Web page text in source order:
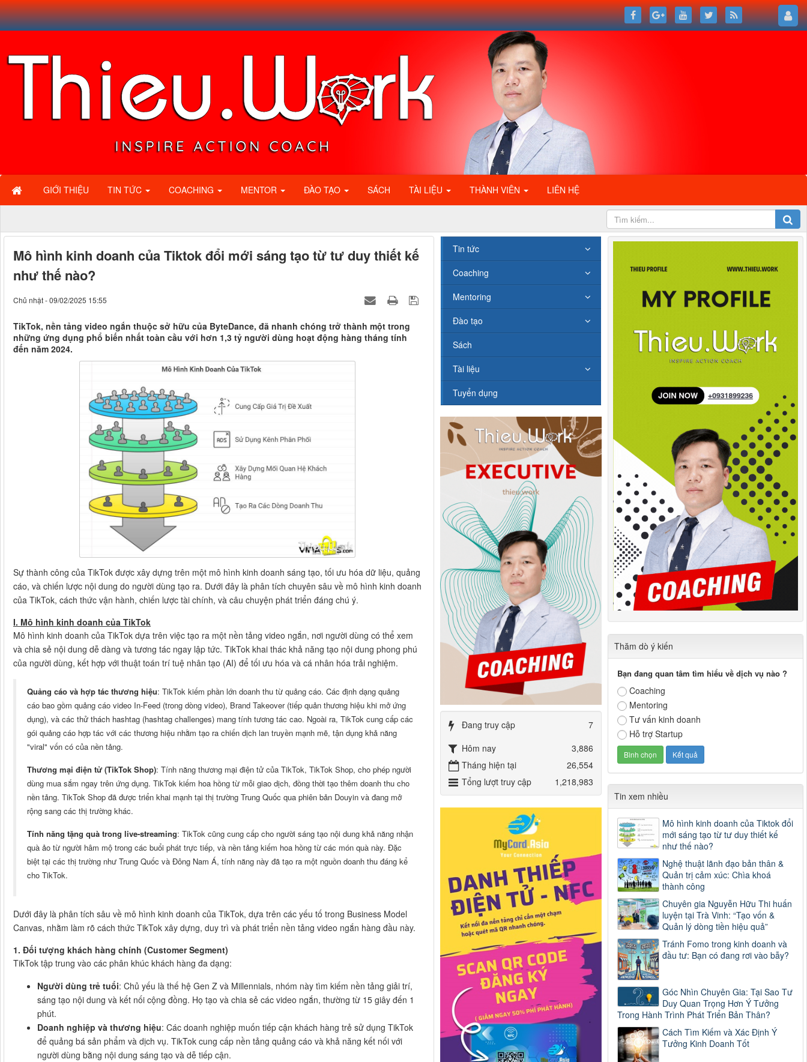
GIỚI THIỆU TIN TỨC COACHING MENTOR ĐÀO TẠO SÁCH TÀI LIỆU THÀNH VIÊN LIÊN HỆ
Mô hình kinh doanh của Tiktok đổi mới sáng tạo từ tư duy thiết kế
như thế nào?
Chủ nhật - 09/02/2025 15:55
TikTok, nền tảng video ngắn thuộc sở hữu của ByteDance, đã nhanh chóng trở thành một trong
những ứng dụng phổ biến nhất toàn cầu với hơn 1,3 tỷ người dùng hoạt động hàng tháng tính
đến năm 2024.
Sự thành công của TikTok được xây dựng trên một mô hình kinh doanh sáng tạo, tối ưu hóa dữ liệu, quảng
cáo, và chiến lược nội dung do người dùng tạo ra. Dưới đây là phân tích chuyên sâu về mô hình kinh doanh
của TikTok, cách thức vận hành, chiến lược tài chính, và câu chuyện phát triển đáng chú ý.
I. Mô hình kinh doanh của TikTok
Mô hình kinh doanh của TikTok dựa trên việc tạo ra một nền tảng video ngắn, nơi người dùng có thể xem
và chia sẻ nội dung dễ dàng và tương tác ngay lập tức. TikTok khai thác khả năng tạo nội dung phong phú
của người dùng, kết hợp với thuật toán trí tuệ nhân tạo (AI) để tối ưu hóa và cá nhân hóa trải nghiệm.
Quảng cáo và hợp tác thương hiệu: TikTok kiếm phần lớn doanh thu từ quảng cáo. Các định dạng quảng
cáo bao gồm quảng cáo video In-Feed (trong dòng video), Brand Takeover (tiếp quản thương hiệu khi mở ứng
dụng), và các thử thách hashtag (hashtag challenges) mang tính tương tác cao. Ngoài ra, TikTok cung cấp các
gói quảng cáo hợp tác với các thương hiệu nhằm tạo ra chiến dịch lan truyền mạnh mẽ, tận dụng khả năng
"viral" vốn có của nền tảng.
Thương mại điện tử (TikTok Shop): Tính năng thương mại điện tử của TikTok, TikTok Shop, cho phép người
dùng mua sắm ngay trên ứng dụng. TikTok kiếm hoa hồng từ mỗi giao dịch, đồng thời tạo thêm doanh thu cho
nền tảng. TikTok Shop đã được triển khai mạnh tại thị trường Trung Quốc qua phiên bản Douyin và đang mở
rộng sang các thị trường khác.
Tính năng tặng quà trong live-streaming: TikTok cũng cung cấp cho người sáng tạo nội dung khả năng nhận
quà ảo từ người hâm mộ trong các buổi phát trực tiếp, và nền tảng kiếm hoa hồng từ các món quà này. Đặc
biệt tại các thị trường như Trung Quốc và Đông Nam Á, tính năng này đã tạo ra một nguồn doanh thu đáng kể
cho TikTok.
Dưới đây là phân tích sâu về mô hình kinh doanh của TikTok, dựa trên các yếu tố trong Business Model
Canvas, nhằm làm rõ cách thức TikTok xây dựng, duy trì và phát triển nền tảng video ngắn hàng đầu này.
1. Đối tượng khách hàng chính (Customer Segment)
TikTok tập trung vào các phân khúc khách hàng đa dạng:
Người dùng trẻ tuổi: Chủ yếu là thế hệ Gen Z và Millennials, nhóm này tìm kiếm nền tảng giải trí,
sáng tạo nội dung và kết nối cộng đồng. Họ tạo và chia sẻ các video ngắn, thường từ 15 giây đến 1
phút.
Doanh nghiệp và thương hiệu: Các doanh nghiệp muốn tiếp cận khách hàng trẻ sử dụng TikTok
để quảng bá sản phẩm và dịch vụ. TikTok cung cấp nền tảng quảng cáo và khả năng kết nối với
người dùng bằng nội dung sáng tạo và dễ tiếp cận.
Thăm dò ý kiến
Bạn đang quan tâm tìm hiểu về dịch vụ nào ?
Coaching
Mentoring
Tư vấn kinh doanh
Hỗ trợ Startup
Tin xem nhiều
Mô hình kinh doanh của Tiktok đổi
mới sáng tạo từ tư duy thiết kế
như thế nào?
Nghệ thuật lãnh đạo bản thân &
Quản trị cảm xúc: Chìa khoá
thành công
Chuyên gia Nguyễn Hữu Thi huấn
luyện tại Trà Vinh: “Tạo vốn &
Quản lý dòng tiền hiệu quả”
Tránh Fomo trong kinh doanh và
đầu tư: Bạn có đang rơi vào bẫy?
Góc Nhìn Chuyên Gia: Tại Sao Tư
Duy Quan Trọng Hơn Ý Tưởng
Trong Hành Trình Phát Triển Bản Thân?
Cách Tìm Kiếm và Xác Định Ý
Tưởng Kinh Doanh Tốt
Tin tức
Coaching
Mentoring
Đào tạo
Sách
Tài liệu
Tuyển dụng
Đang truy cập
7
Hôm nay
3,886
Tháng hiện tại
26,554
Tổng lượt truy cập
1,218,983